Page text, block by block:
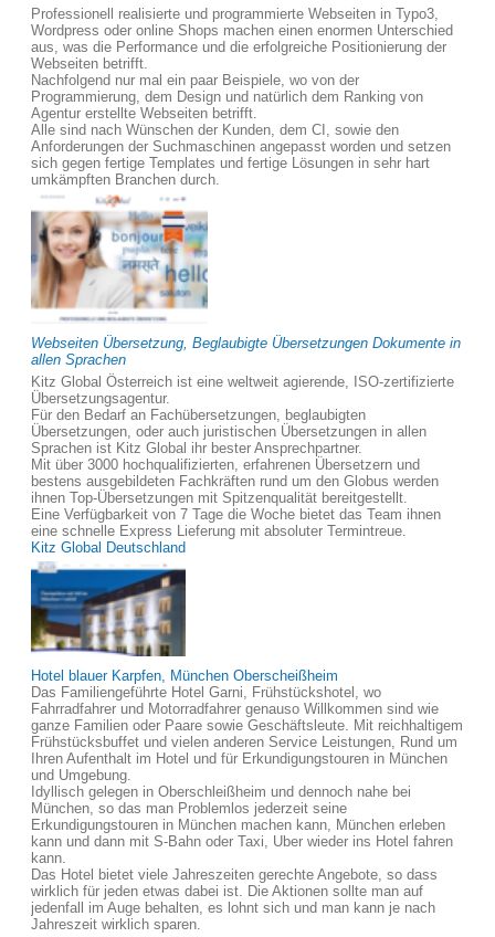
Professionell realisierte und programmierte Webseiten in Typo3,
Wordpress oder online Shops machen einen enormen Unterschied
aus, was die Performance und die erfolgreiche Positionierung der
Webseiten betrifft.
Nachfolgend nur mal ein paar Beispiele, wo von der
Programmierung, dem Design und natürlich dem Ranking von
Agentur erstellte Webseiten betrifft.
Alle sind nach Wünschen der Kunden, dem CI, sowie den
Anforderungen der Suchmaschinen angepasst worden und setzen
sich gegen fertige Templates und fertige Lösungen in sehr hart
umkämpften Branchen durch.
Webseiten Übersetzung, Beglaubigte Übersetzungen Dokumente in
allen Sprachen
Kitz Global Österreich ist eine weltweit agierende, ISO-zertifizierte
Übersetzungsagentur.
Für den Bedarf an Fachübersetzungen, beglaubigten
Übersetzungen, oder auch juristischen Übersetzungen in allen
Sprachen ist Kitz Global ihr bester Ansprechpartner.
Mit über 3000 hochqualifizierten, erfahrenen Übersetzern und
bestens ausgebildeten Fachkräften rund um den Globus werden
ihnen Top-Übersetzungen mit Spitzenqualität bereitgestellt.
Eine Verfügbarkeit von 7 Tage die Woche bietet das Team ihnen
eine schnelle Express Lieferung mit absoluter Termintreue.
Kitz Global Deutschland
Hotel blauer Karpfen, München Oberscheißheim
Das Familiengeführte Hotel Garni, Frühstückshotel, wo
Fahrradfahrer und Motorradfahrer genauso Willkommen sind wie
ganze Familien oder Paare sowie Geschäftsleute. Mit reichhaltigem
Frühstücksbuffet und vielen anderen Service Leistungen, Rund um
Ihren Aufenthalt im Hotel und für Erkundigungstouren in München
und Umgebung.
Idyllisch gelegen in Oberschleißheim und dennoch nahe bei
München, so das man Problemlos jederzeit seine
Erkundigungstouren in München machen kann, München erleben
kann und dann mit S-Bahn oder Taxi, Uber wieder ins Hotel fahren
kann.
Das Hotel bietet viele Jahreszeiten gerechte Angebote, so dass
wirklich für jeden etwas dabei ist. Die Aktionen sollte man auf
jedenfall im Auge behalten, es lohnt sich und man kann je nach
Jahreszeit wirklich sparen.